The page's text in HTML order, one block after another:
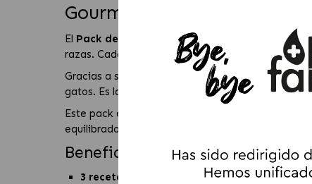
Gourmet Mon Petit Pack de
El Pack de Carnes Gourmet Mon Petit combina
razas. Cada variedad está cuidadosamente
Gracias a su formato en
sobres individuales
gatos. Es la solución ideal para quienes buscan
Este pack es perfecto para alternar sabores a lo
equilibrados para contribuir a su bienestar general.
Beneficios del producto
3 recetas variadas:
con buey, ternera y